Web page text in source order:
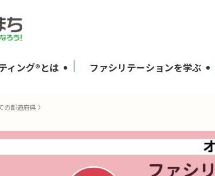
ィング®とは ファシリテーションを学ぶ
の都道府県